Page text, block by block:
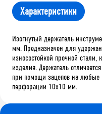
Характеристики
Изогнутый держатель
мм. Предназначен для
износостойкой прочной стали,
изделия. Держатель
при помощи зацепов на
перфорации 10х10 мм.